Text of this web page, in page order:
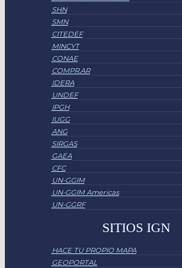
SHN
SMN
CITEDEF
MINCYT
CONAE
COMPR.AR
IDERA
UNDEF
IPGH
IUGG
ANG
SIRGAS
GAEA
CFC
UN-GGIM
UN-GGIM Americas
UN-GGRF
SITIOS IGN
HACE TU PROPIO MAPA
GEOPORTAL